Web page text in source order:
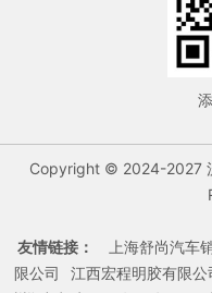
Copyright © 2024-2027
友情链接：
上海舒尚汽车
限公司
江西宏程明胶有限公